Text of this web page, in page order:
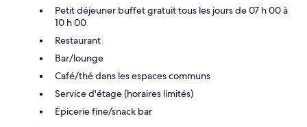
Petit déjeuner buffet gratuit tous les jours de 07 h 00 à
10 h 00
Restaurant
Bar/lounge
Café/thé dans les espaces communs
Service d'étage (horaires limités)
Épicerie fine/snack bar